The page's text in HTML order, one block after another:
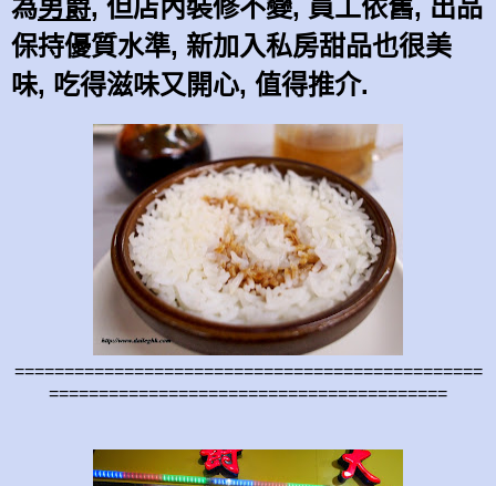
為男爵, 但店內裝修不變, 員工依舊, 出品
保持優質水準, 新加入私房甜品也很美
味, 吃得滋味又開心, 值得推介.
===============================================
========================================